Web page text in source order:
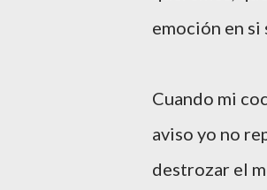
emoción en si
Cuando mi
aviso yo no
destrozar el